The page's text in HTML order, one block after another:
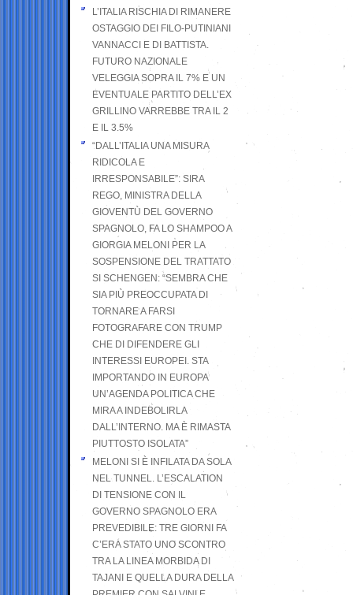
L’ITALIA RISCHIA DI RIMANERE
OSTAGGIO DEI FILO-PUTINIANI
VANNACCI E DI BATTISTA.
FUTURO NAZIONALE
VELEGGIA SOPRA IL 7% E UN
EVENTUALE PARTITO DELL’EX
GRILLINO VARREBBE TRA IL 2
E IL 3.5%
“DALL’ITALIA UNA MISURA
RIDICOLA E
IRRESPONSABILE”: SIRA
REGO, MINISTRA DELLA
GIOVENTÙ DEL GOVERNO
SPAGNOLO, FA LO SHAMPOO A
GIORGIA MELONI PER LA
SOSPENSIONE DEL TRATTATO
SI SCHENGEN: “SEMBRA CHE
SIA PIÙ PREOCCUPATA DI
TORNARE A FARSI
FOTOGRAFARE CON TRUMP
CHE DI DIFENDERE GLI
INTERESSI EUROPEI. STA
IMPORTANDO IN EUROPA
UN’AGENDA POLITICA CHE
MIRA A INDEBOLIRLA
DALL’INTERNO. MA È RIMASTA
PIUTTOSTO ISOLATA”
MELONI SI È INFILATA DA SOLA
NEL TUNNEL. L’ESCALATION
DI TENSIONE CON IL
GOVERNO SPAGNOLO ERA
PREVEDIBILE: TRE GIORNI FA
C’ERA STATO UNO SCONTRO
TRA LA LINEA MORBIDA DI
TAJANI E QUELLA DURA DELLA